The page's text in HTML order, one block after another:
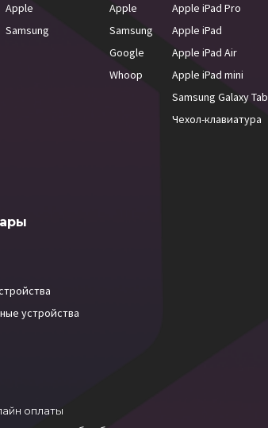
Apple
Samsung
Apple
Samsung
Google
Whoop
Apple iPad Pro
Apple iPad
Apple iPad Air
Apple iPad mini
Samsung Galaxy Tab
Чехол-клавиатура
устройства
оплаты